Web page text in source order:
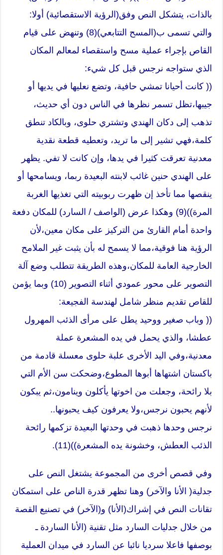
بالذات، يتشكل النص وفق(الرؤية الاستقصائية) أولا:
والتي تسمى ب(المسح التتابعي)(8) وتنهض على قيام
القاص بإجراء عملية مسح واستقصاء لمعالم المكان
الذي ستواجه نرجس قبل كل شيء:
(( كانت أحيانا تمشي حافية، وتضع نعليها في يديها أو
جيبها،تظل تسمر نظرها في الناس دون أي حديث،
تذهب إلى دكان الهندي وتشتري حلوى، وبالكاد تنطق
كلمة،فهي تشير إلى ما تريد، وتعطيه قطعة نقدية
معدنية تعرقت كثيرا في يدها، وإن كانت لا تفي. يظهر
على الهندي حنين غائب لابنته البعيدة ربما، ويسامحها أو
ينقصها مما تأخذ إن ظهرت ربوبيته التي تغذيها الغربة
المرة))(9) وهكذا عرض (الواصف / السارد) للمكان دفعة
واحدة أمام القارئ من التركيز على مكان معين،لأن
الرؤية هنا فوقية،مما لا يسمح له بأن يثبت غير الملامح
الخارجية العامة للمكان،وهذه الطريقة تتطلب وضع آلة
التصوير على محور عمودي أثناء التصوير (10) وبما يؤمن
للقاص تقديم منظر شامل لهندسة الفجيعة:
(( وباب صغير ووحيد يطل على مرأى الذئب المهرول
عطشا، والذي يحمل في يده المشعرة عملة
معدنية،وفي اليد الأخرى علبة حلوى معسلة قادمة من
باكستان اشتهاها أبوها المطوع،وضحكت سن الأم التي
بلا رائحة، وجعلت من اخوتها يأكلون وينامون،ثم يبكون
لأنهم يحبون نرجس،ولا يعرفون كيف يحبونها..
نرجس وحدها ذهبت في وحدتها البعيدة تزكمها رائحة
الذئب العطش، وخشونة يده المشعرة))(11).
وفي قصص أخرى من المجموعة يشتغل النص على
جدلية( الأنا والآخر) وهنا تظهر قدرة الناص على استمكان
تقانات النص في إشراك(الأنا) و(الآخر) في تصنيع القصة
من خلال جدليات السارد مثل تقنية (الأنا الساردة ـ
بوصفها فاعلا سرديا نائبا عن السارد في ميدان العملية